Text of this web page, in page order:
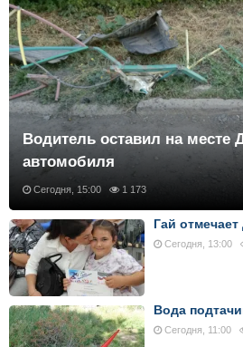
Водитель оставил на месте
автомобиля
Сегодня, 15:00 1 173
Гай
Сегодня, 13:00
Вода
Сегодня, 11:00